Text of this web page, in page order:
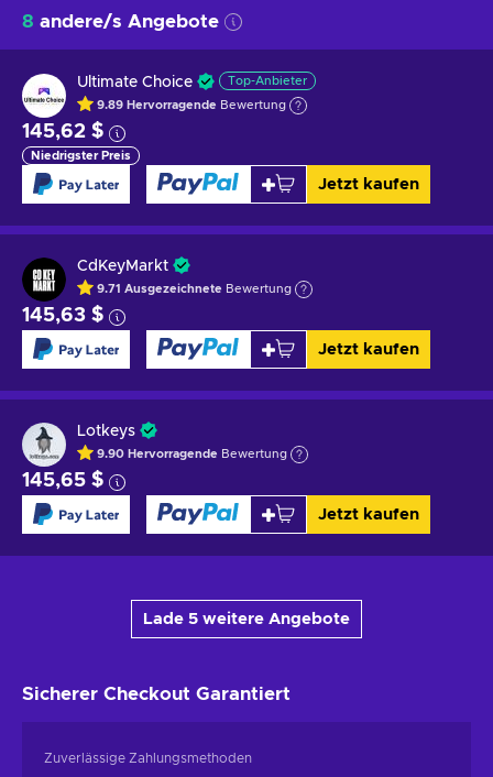
8 andere/s Angebote
Ultimate Choice Top-Anbieter
9.89 Hervorragende Bewertung
145,62 $
Niedrigster Preis
Jetzt kaufen
CdKeyMarkt
9.71 Ausgezeichnete Bewertung
145,63 $
Jetzt kaufen
Lotkeys
9.90 Hervorragende Bewertung
145,65 $
Jetzt kaufen
Lade 5 weitere Angebote
Sicherer Checkout Garantiert
Zuverlässige Zahlungsmethoden